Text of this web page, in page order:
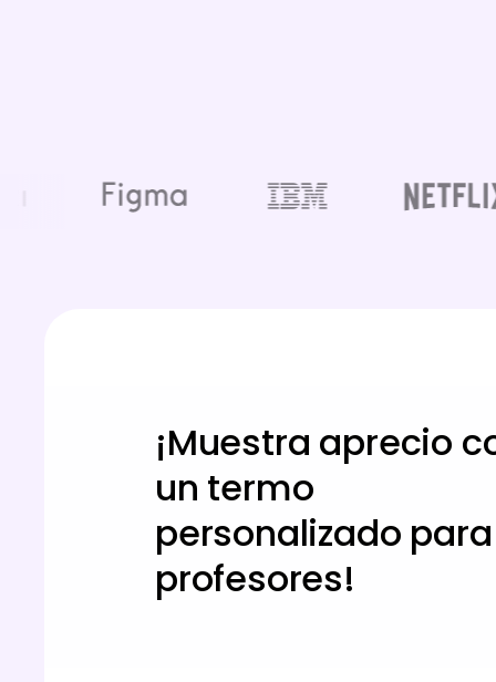
¡Muestra aprecio
un termo
personalizado para
profesores!